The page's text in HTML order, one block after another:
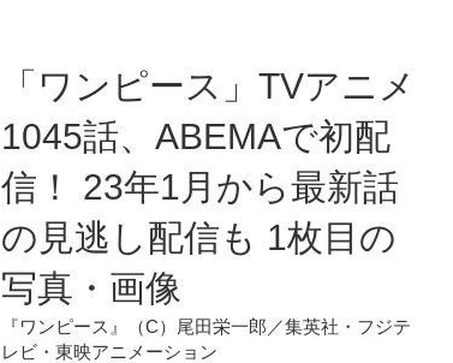
「ワンピース」TVアニメ
1045話、ABEMAで初配
信！ 23年1月から最新話
の見逃し配信も 1枚目の
写真・画像
『ワンピース』（C）尾田栄一郎／集英社・フジテ
レビ・東映アニメーション